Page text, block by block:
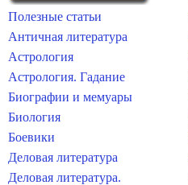
Полезные статьи
Античная литература
Астрология
Астрология. Гадание
Биографии и мемуары
Биология
Боевики
Деловая литература
Деловая литература.